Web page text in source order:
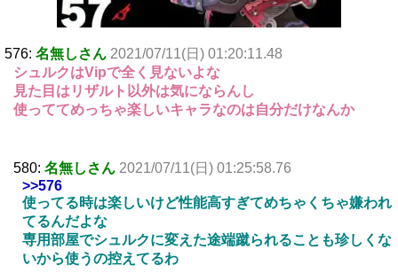
576: 名無しさん 2021/07/11(日) 01:20:11.48
シュルクはVipで全く見ないよな
見た目はリザルト以外は気にならんし
使っててめっちゃ楽しいキャラなのは自分だけなんか
580: 名無しさん 2021/07/11(日) 01:25:58.76
>>576
使ってる時は楽しいけど性能高すぎてめちゃくちゃ嫌われ
てるんだよな
専用部屋でシュルクに変えた途端蹴られることも珍しくな
いから使うの控えてるわ